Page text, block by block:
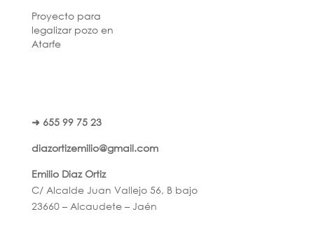
Proyecto para
legalizar pozo en
Atarfe
➜ 655 99 75 23
diazortizemilio@gmail.com
Emilio Diaz Ortiz
C/ Alcalde Juan Vallejo 56, B bajo
23660 – Alcaudete – Jaén